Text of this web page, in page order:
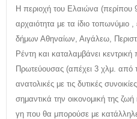
Η περιοχή του Ελαιώνα
αρχαιότητα με τα ίδιο τοπωνύμιο ,
δήμων Αθηναίων, Αιγάλεω,
Ρέντη και καταλαμβάνει κεντρική
Πρωτεύουσας (απέχει 3 χλμ. από
ανατολικές με τις δυτικές
σημαντικά την οικονομική της
γη που θα μπορούσε με